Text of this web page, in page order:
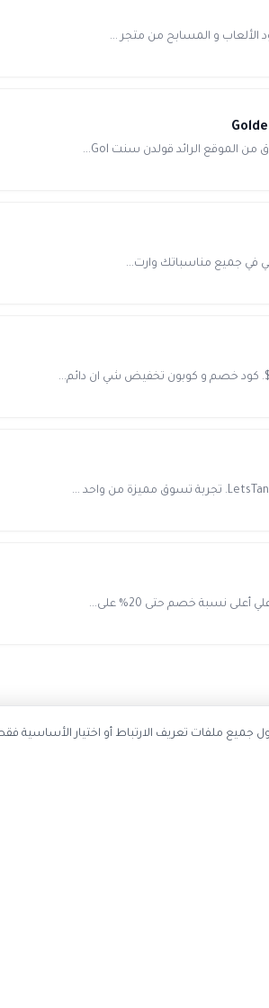
كوبونات الخصم
ملفات تعريف الارتباط أو اختيار الأساسية